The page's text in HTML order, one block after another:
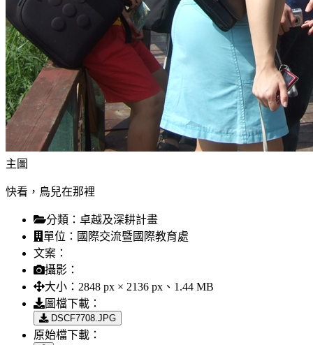
主圖
快看，鳥兒在那裡
分類： 卓越及深耕計畫
單位： 國際交流暨國際教育處
文案：
攝影：
大小： 2848 px × 2136 px、1.44 MB
圖檔下載：
DSCF7708.JPG
原始檔下載：